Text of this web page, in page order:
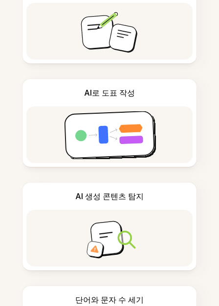
AI로 도표 작성
AI 생성 콘텐츠 탐지
단어와 문자 수 세기